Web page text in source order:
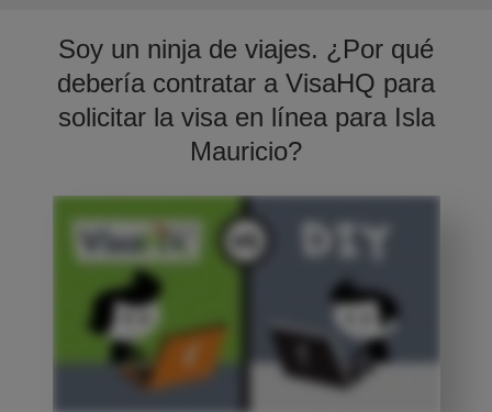
Soy un ninja de viajes. ¿Por qué
debería contratar a VisaHQ para
solicitar la visa en línea para Isla
Mauricio?